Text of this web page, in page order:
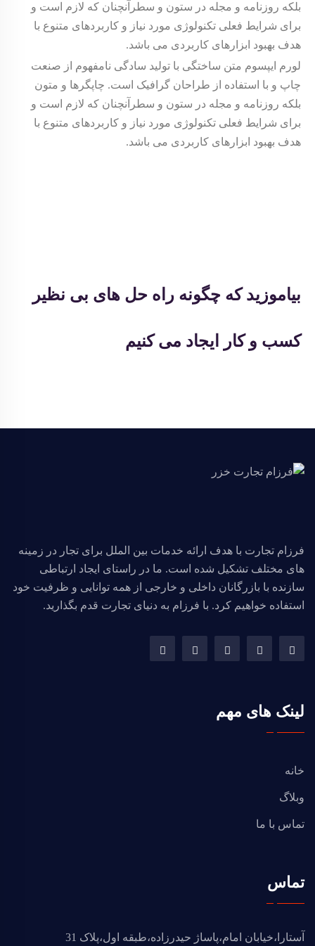
بلکه روزنامه و مجله در ستون و سطرآنچنان که لازم است و
برای شرایط فعلی تکنولوژی مورد نیاز و کاربردهای متنوع با
هدف بهبود ابزارهای کاربردی می باشد.
لورم ایپسوم متن ساختگی با تولید سادگی نامفهوم از صنعت
چاپ و با استفاده از طراحان گرافیک است. چاپگرها و متون
بلکه روزنامه و مجله در ستون و سطرآنچنان که لازم است و
برای شرایط فعلی تکنولوژی مورد نیاز و کاربردهای متنوع با
هدف بهبود ابزارهای کاربردی می باشد.
بیاموزید که چگونه راه حل های بی نظیر
کسب و کار ایجاد می کنیم
فرزام تجارت با هدف ارائه خدمات بین الملل برای تجار در زمینه
های مختلف تشکیل شده است. ما در راستای ایجاد ارتباطی
سازنده با بازرگانان داخلی و خارجی از همه توانایی و ظرفیت خود
استفاده خواهیم کرد. با فرزام به دنیای تجارت قدم بگذارید.
لینک های مهم
خانه
وبلاگ
تماس با ما
تماس
آستارا،خیابان امام،پاساژ حیدرزاده،طبقه اول،پلاک 31